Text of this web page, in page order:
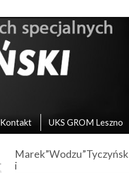
Kontakt UKS GROM Leszno
Marek”Wodzu”Tyczyńsk
i